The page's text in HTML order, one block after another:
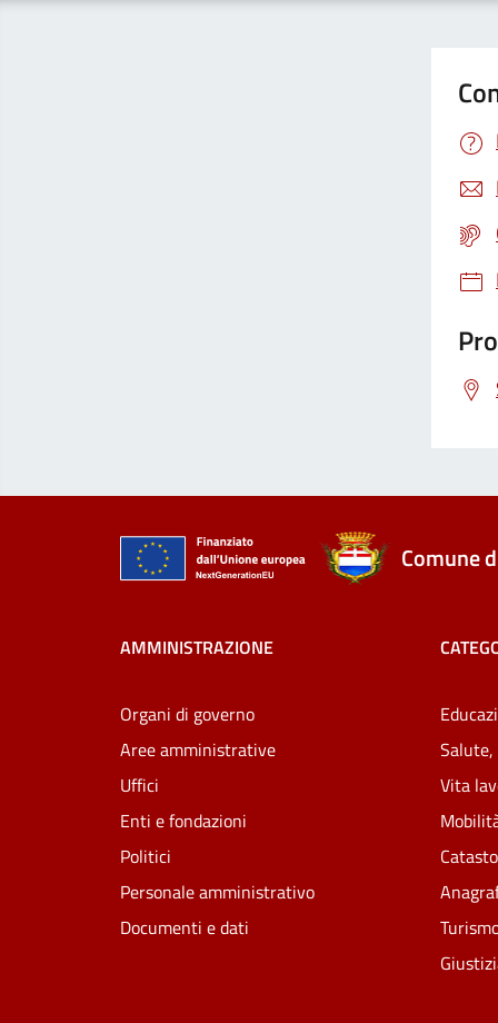
Comune
AMMINISTRAZIONE
Organi di governo
Aree amministrative
Uffici
Enti e fondazioni
Politici
Personale amministrativo
Documenti e dati
Salute,
Vita